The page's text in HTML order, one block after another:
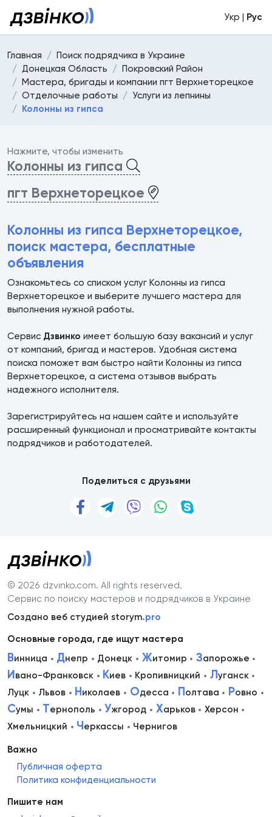
Укр | Рус
Главная
Поиск подрядчика в Украине
Донецкая Область
Покровский Район
Мастера, бригады и компании пгт Верхнеторецкое
Отделочные работы
Услуги из лепнины
Колонны из гипса
Нажмите, чтобы изменить
Колонны из гипса
пгт Верхнеторецкое
Колонны из гипса Верхнеторецкое,
поиск мастера, бесплатные
объявления
Ознакомьтесь со списком услуг Колонны из гипса
Верхнеторецкое и выберите лучшего мастера для
выполнения нужной работы.
Сервис Дзвинко имеет большую базу вакансий и услуг
от компаний, бригад и мастеров. Удобная система
поиска поможет вам быстро найти Колонны из гипса
Верхнеторецкое, а система отзывов выбрать
надежного исполнителя.
Зарегистрируйтесь на нашем сайте и используйте
расширенный функционал и просматривайте контакты
подрядчиков и работодателей.
Поделиться с друзьями
© 2026 dzvinko.com. All rights reserved.
Сервис по поиску мастеров и подрядчиков в Украине
Создано веб студией storym.pro
Основные города, где ищут мастера
Винница Днепр Донецк Житомир Запорожье
Ивано-Франковск Киев Кропивницкий Луганск
Луцк
Львов Николаев Одесса Полтава Ровно
Сумы Тернополь Ужгород Харьков
Херсон
Хмельницкий
Черкассы Чернигов
Важно
Публичная оферта
Политика конфиденциальности
Пишите нам